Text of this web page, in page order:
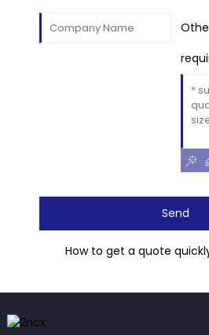
Send
How to get a quote